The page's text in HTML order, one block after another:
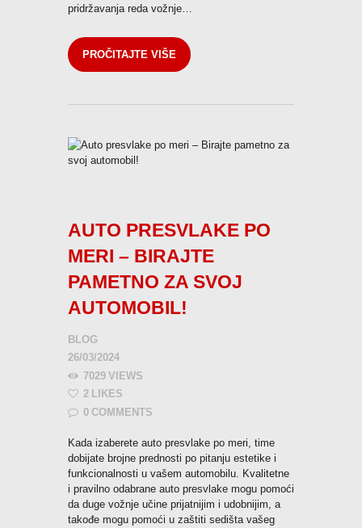
pridržavanja reda vožnje…
PROČITAJTE VIŠE
AUTO PRESVLAKE PO
MERI – BIRAJTE
PAMETNO ZA SVOJ
AUTOMOBIL!
BLOG
26/03/2024
7029 VIEWS
2 LIKES
0 COMMENTS
Kada izaberete auto presvlake po meri, time
dobijate brojne prednosti po pitanju estetike i
funkcionalnosti u vašem automobilu. Kvalitetne
i pravilno odabrane auto presvlake mogu pomoći
da duge vožnje učine prijatnijim i udobnijim, a
takođe mogu pomoći u zaštiti sedišta vašeg